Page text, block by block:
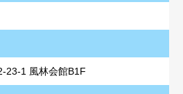
23-1 風林会館B1F